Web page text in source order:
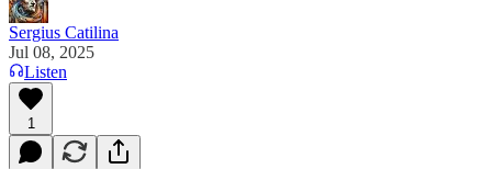
Sergius Catilina
Jul 08, 2025
Listen
1